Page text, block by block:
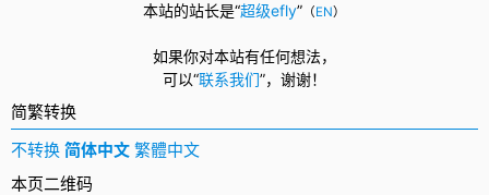
本站的站长是“超级efly” （EN）
如果你对本站有任何想法，
可以“联系我们”， 谢谢！
简繁转换
不转换 简体中文 繁體中文
本页二维码